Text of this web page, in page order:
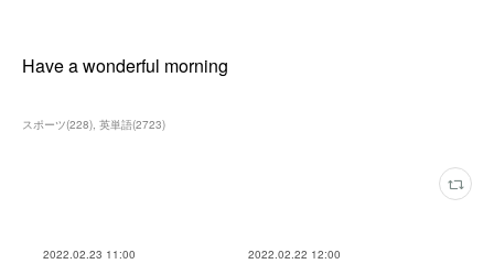
Have a wonderful morning
スポーツ(228) 英単語(2723)
2022.02.23 11:00 2022.02.22 12:00